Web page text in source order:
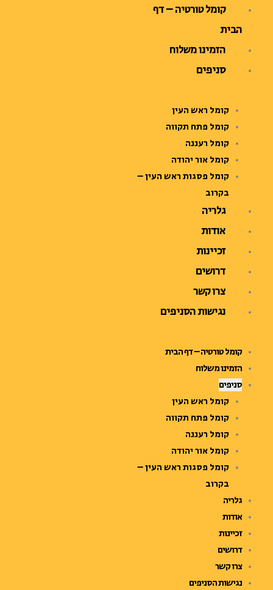
קומל טורטיה – דף
הבית
הזמינו משלוח
סניפים
קומל ראש העין
קומל פתח תקווה
קומל רעננה
קומל אור יהודה
קומל פסגות ראש העין –
בקרוב
גלריה
אודות
זכיינות
דרושים
צרו קשר
נגישות הסניפים
קומל טורטיה – דף הבית
הזמינו משלוח
סניפים
קומל ראש העין
קומל פתח תקווה
קומל רעננה
קומל אור יהודה
קומל פסגות ראש העין –
בקרוב
גלריה
אודות
זכיינות
דרושים
צרו קשר
נגישות הסניפים